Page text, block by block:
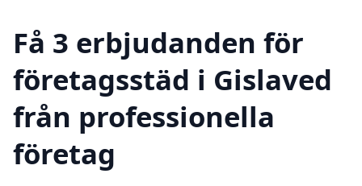
Få 3 erbjudanden för
företagsstäd i Gislaved
från professionella
företag